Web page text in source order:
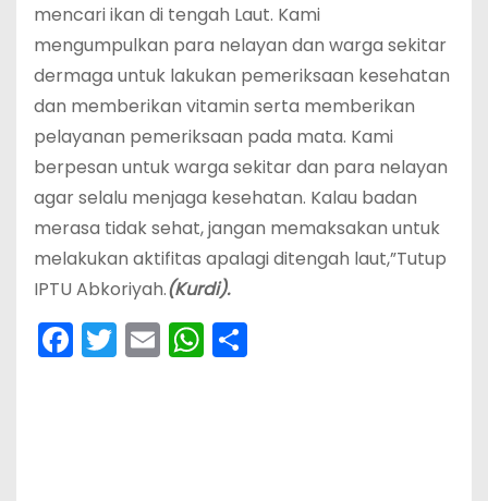
mencari ikan di tengah Laut. Kami
mengumpulkan para nelayan dan warga sekitar
dermaga untuk lakukan pemeriksaan kesehatan
dan memberikan vitamin serta memberikan
pelayanan pemeriksaan pada mata. Kami
berpesan untuk warga sekitar dan para nelayan
agar selalu menjaga kesehatan. Kalau badan
merasa tidak sehat, jangan memaksakan untuk
melakukan aktifitas apalagi ditengah laut,”Tutup
IPTU Abkoriyah.(Kurdi).
F
a
T
w
E
m
W
h